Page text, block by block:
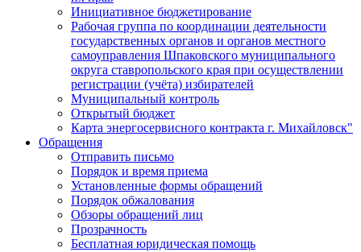
Инициативное бюджетирование
Рабочая группа по координации деятельности
государственных органов и органов местного
самоуправления Шпаковского муниципального
округа ставропольского края при осуществлении
регистрации (учёта) избирателей
Муниципальный контроль
Открытый бюджет
Карта энергосервисного контракта г. Михайловск"
Обращения
Отправить письмо
Порядок и время приема
Установленные формы обращений
Порядок обжалования
Обзоры обращений лиц
Прозрачность
Бесплатная юридическая помощь